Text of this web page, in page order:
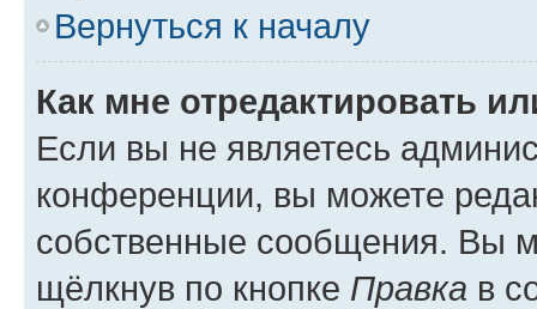
Вернуться к началу
Как мне отредактировать
Если вы не являетесь
конференции, вы можете
собственные сообщения. Вы
щёлкнув по кнопке Правка в